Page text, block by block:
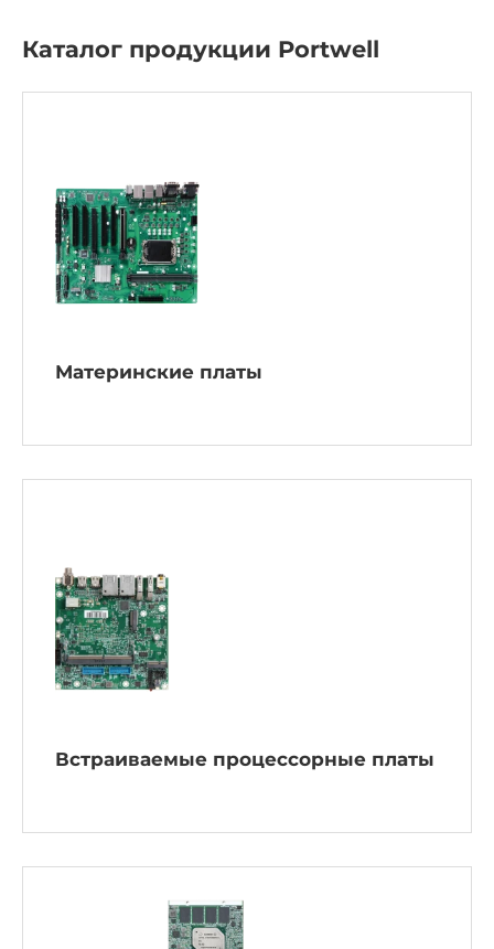
Каталог продукции Portwell
Материнские платы
Встраиваемые процессорные платы